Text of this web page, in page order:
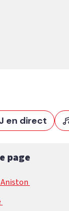
en direct
page